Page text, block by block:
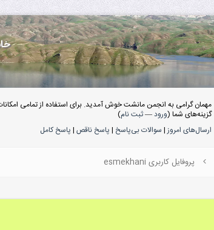
مهمان گرامی به انجمن مانشت خوش آمدید. برای استفاده از تمامی
گزینه‌های شما (ورود—ثبت نام)
ارسال‌های امروز| سوالات بی‌پاسخ | پاسخ ناقص | پاسخ کامل
پروفایل کاربری esmekhani